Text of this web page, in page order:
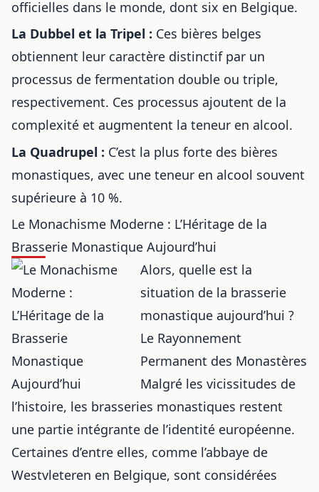
officielles dans le monde, dont six en Belgique.
La Dubbel et la Tripel : Ces bières belges
obtiennent leur caractère distinctif par un
processus de fermentation double ou triple,
respectivement. Ces processus ajoutent de la
complexité et augmentent la teneur en alcool.
La Quadrupel : C’est la plus forte des bières
monastiques, avec une teneur en alcool souvent
supérieure à 10 %.
Le Monachisme Moderne : L’Héritage de la
Brasserie Monastique Aujourd’hui
Alors, quelle est la
situation de la brasserie
monastique aujourd’hui ?
Le Rayonnement
Permanent des Monastères
Malgré les vicissitudes de
l’histoire, les brasseries monastiques restent
une partie intégrante de l’identité européenne.
Certaines d’entre elles, comme l’abbaye de
Westvleteren en Belgique, sont considérées